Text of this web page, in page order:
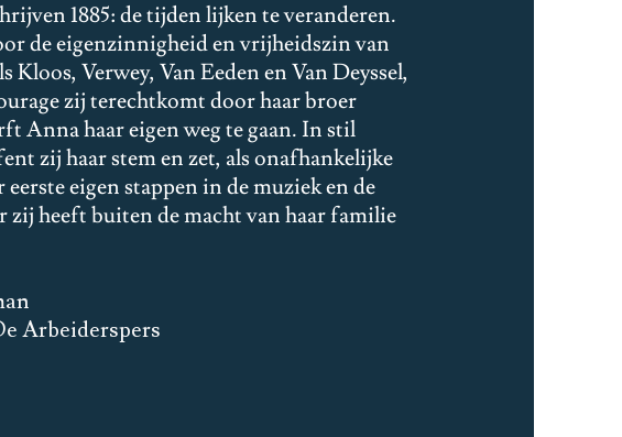
1885: de tijden lijken te veranderen.
de eigenzinnigheid en vrijheidszin van
Kloos, Verwey, Van Eeden en Van Deyssel,
zij terechtkomt door haar broer
Anna haar eigen weg te gaan. In stil
zij haar stem en zet, als onafhankelijke
eigen stappen in de muziek en de
zij heeft buiten de macht van haar familie
Arbeiderspers